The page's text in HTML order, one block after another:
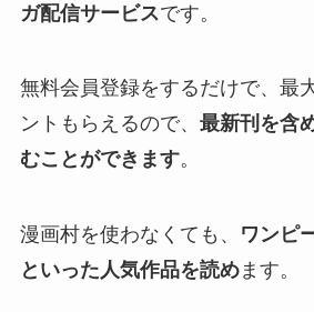
ガ配信サービスです。
無料会員登録をするだけで、最
ントもらえるので、 最新刊を含
むことができます。
漫画村を使わなくても、
ワンピ
といった人気作品を読めます。